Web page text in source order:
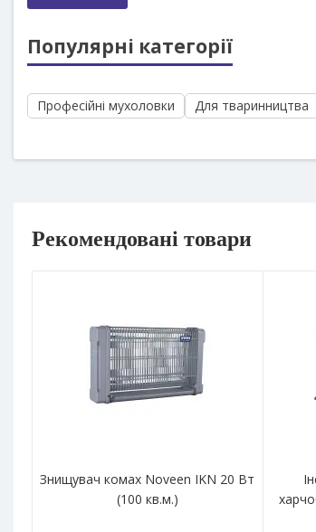
Популярні категорії
Професійні мухоловки Для тваринництва
Рекомендовані товари
Знищувач комах Noveen IKN 20 Вт
(100 кв.м.)